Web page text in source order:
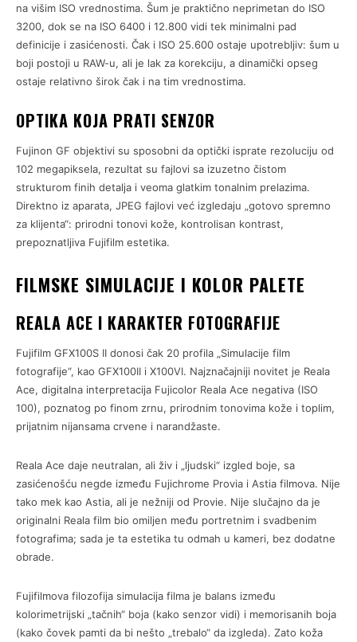
na višim ISO vrednostima. Šum je praktično neprimetan do ISO
3200, dok se na ISO 6400 i 12.800 vidi tek minimalni pad
definicije i zasićenosti. Čak i ISO 25.600 ostaje upotrebljiv: šum u
boji postoji u RAW-u, ali je lak za korekciju, a dinamički opseg
ostaje relativno širok čak i na tim vrednostima.
OPTIKA KOJA PRATI SENZOR
Fujinon GF objektivi su sposobni da optički isprate rezoluciju od
102 megapiksela, rezultat su fajlovi sa izuzetno čistom
strukturom finih detalja i veoma glatkim tonalnim prelazima.
Direktno iz aparata, JPEG fajlovi već izgledaju „gotovo spremno
za klijenta“: prirodni tonovi kože, kontrolisan kontrast,
prepoznatljiva Fujifilm estetika.
FILMSKE SIMULACIJE I KOLOR PALETE
REALA ACE I KARAKTER FOTOGRAFIJE
Fujifilm GFX100S II donosi čak 20 profila „Simulacije film
fotografije“, kao GFX100II i X100VI. Najznačajniji novitet je Reala
Ace, digitalna interpretacija Fujicolor Reala Ace negativa (ISO
100), poznatog po finom zrnu, prirodnim tonovima kože i toplim,
prijatnim nijansama crvene i narandžaste.
Reala Ace daje neutralan, ali živ i „ljudski“ izgled boje, sa
zasićenošću negde između Fujichrome Provia i Astia filmova. Nije
tako mek kao Astia, ali je nežniji od Provie. Nije slučajno da je
originalni Reala film bio omiljen među portretnim i svadbenim
fotografima; sada je ta estetika tu odmah u kameri, bez dodatne
obrade.
Fujifilmova filozofija simulacija filma je balans između
kolorimetrijski „tačnih“ boja (kako senzor vidi) i memorisanih boja
(kako čovek pamti da bi nešto „trebalo“ da izgleda). Zato koža